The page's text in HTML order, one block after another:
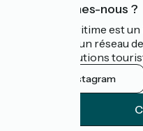
Qui sommes-nous ?
La Vélomaritime est
promu par un réseau
leurs institutions
Instagram